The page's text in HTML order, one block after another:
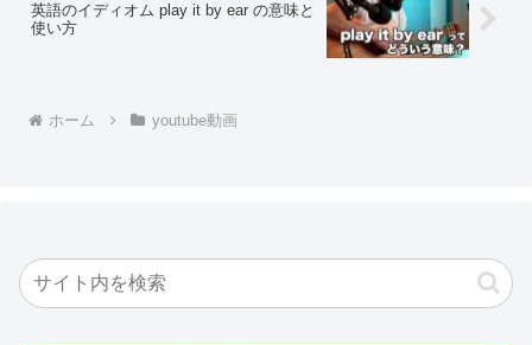
英語のイディオム play it by ear の意味と
使い方
ホーム youtube動画